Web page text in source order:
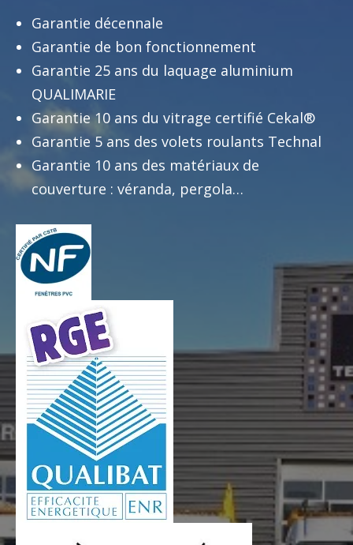
Garantie décennale
Garantie de bon fonctionnement
Garantie 25 ans du laquage aluminium
QUALIMARIE
Garantie 10 ans du vitrage certifié Cekal®
Garantie 5 ans des volets roulants Technal
Garantie 10 ans des matériaux de
couverture : véranda, pergola…